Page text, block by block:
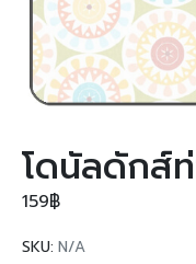
โดนัลดักส์
159฿
SKU: N/A